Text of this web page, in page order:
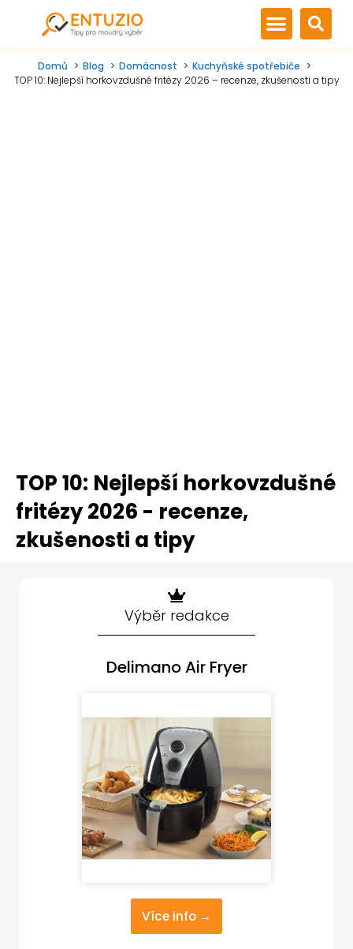
Domů Blog Domácnost
Kuchyňské spotřebiče
TOP 10: Nejlepší horkovzdušné fritézy 2026 – recenze, zkušenosti a tipy
TOP 10: Nejlepší horkovzdušné
fritézy 2026 - recenze,
zkušenosti a tipy
Výběr redakce
Delimano Air Fryer
Více info →